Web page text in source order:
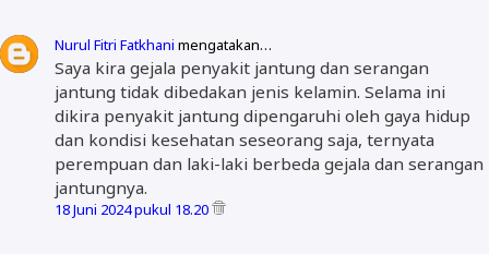
Nurul Fitri Fatkhani mengatakan…
Saya kira gejala penyakit jantung dan serangan
jantung tidak dibedakan jenis kelamin. Selama ini
dikira penyakit jantung dipengaruhi oleh gaya hidup
dan kondisi kesehatan seseorang saja, ternyata
perempuan dan laki-laki berbeda gejala dan serangan
jantungnya.
18 Juni 2024 pukul 18.20